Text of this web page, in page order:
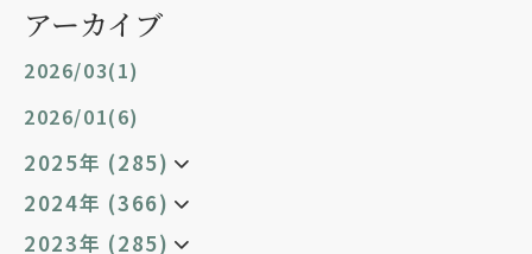
アーカイブ
2026/03(1)
2026/01(6)
2025年 (285)
2024年 (366)
2023年 (285)